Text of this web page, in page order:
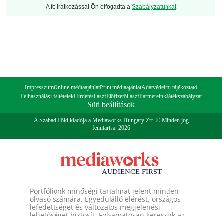
A feliratkozással Ön elfogadta a Szabályzatunkat
ImpresszumOnline médiaajánlatPrint médiaajánlatAdatvédelmi tájékoztató
Felhasználási feltételekHirdetési ászfElőfizetői ászfPartnereinkJátékszabályzat
Süti beállítások
A Szabad Föld kiadója a Mediaworks Hungary Zrt. © Minden jog
fenntartva. 2026
Portfóliónk minőségi tartalmat jelent minden
olvasó számára. Egyedülálló elérést, országos
lefedettséget és változatos megjelenési